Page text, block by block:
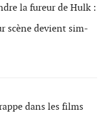
la fureur de Hulk :
scène devient sim­
dans les films